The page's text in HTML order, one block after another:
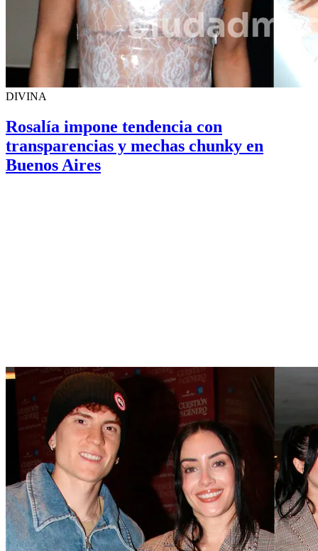
DIVINA
Rosalía impone tendencia con
transparencias y mechas chunky en
Buenos Aires